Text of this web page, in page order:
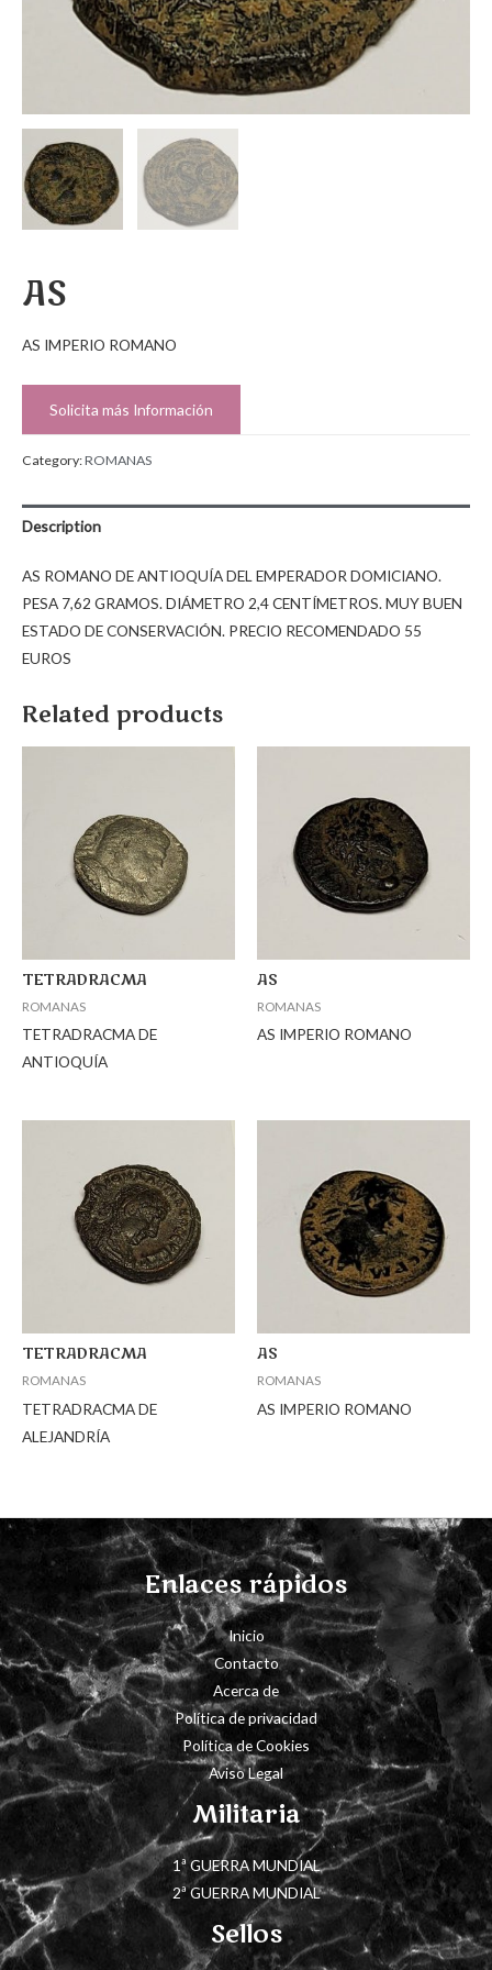
AS
AS IMPERIO ROMANO
Solicita más Información
Category:ROMANAS
Description
AS ROMANO DE ANTIOQUÍA DEL EMPERADOR DOMICIANO.
PESA 7,62 GRAMOS. DIÁMETRO 2,4 CENTÍMETROS. MUY BUEN
ESTADO DE CONSERVACIÓN. PRECIO RECOMENDADO 55
EUROS
Related products
TETRADRACMA
ROMANAS
TETRADRACMA DE
ANTIOQUÍA
AS
ROMANAS
AS IMPERIO ROMANO
TETRADRACMA
ROMANAS
TETRADRACMA DE
ALEJANDRÍA
AS
ROMANAS
AS IMPERIO ROMANO
Enlaces rápidos
Inicio
Contacto
Acerca de
Política de privacidad
Política de Cookies
Aviso Legal
Militaria
1ª GUERRA MUNDIAL
2ª GUERRA MUNDIAL
Sellos